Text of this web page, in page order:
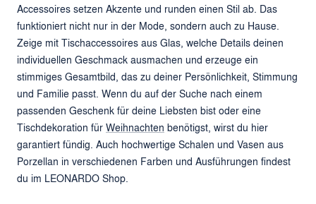
Accessoires setzen Akzente und runden einen Stil ab. Das
funktioniert nicht nur in der Mode, sondern auch zu Hause.
Zeige mit Tischaccessoires aus Glas, welche Details deinen
individuellen Geschmack ausmachen und erzeuge ein
stimmiges Gesamtbild, das zu deiner Persönlichkeit, Stimmung
und Familie passt. Wenn du auf der Suche nach einem
passenden Geschenk für deine Liebsten bist oder eine
Tischdekoration für Weihnachten benötigst, wirst du hier
garantiert fündig. Auch hochwertige Schalen und Vasen aus
Porzellan in verschiedenen Farben und Ausführungen findest
du im LEONARDO Shop.